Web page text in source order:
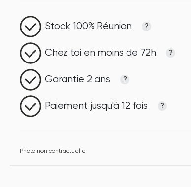
Stock 100% Réunion ?
Chez toi en moins de 72h ?
Garantie 2 ans ?
Paiement jusqu'à 12 fois ?
Photo non contractuelle